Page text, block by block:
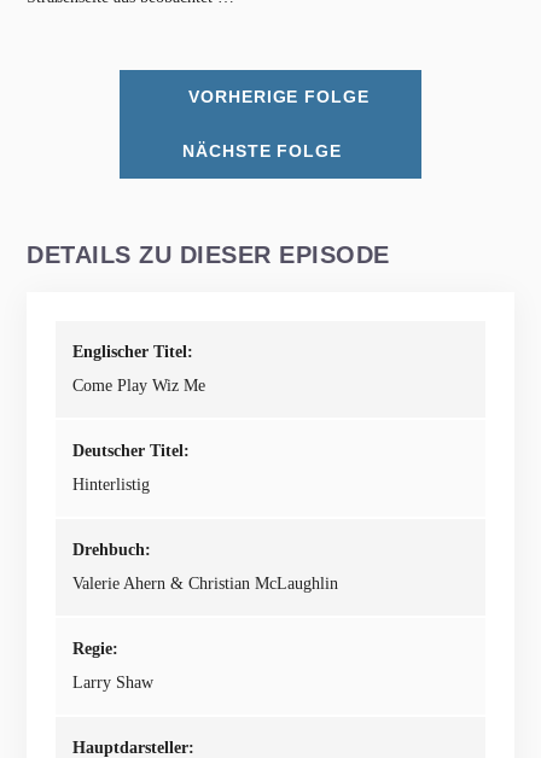
VORHERIGE FOLGE
NÄCHSTE FOLGE
DETAILS ZU DIESER EPISODE
Englischer Titel:
Come Play Wiz Me
Deutscher Titel:
Hinterlistig
Drehbuch:
Valerie Ahern & Christian McLaughlin
Regie:
Larry Shaw
Hauptdarsteller: